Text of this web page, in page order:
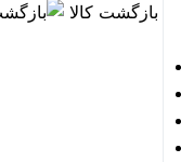
بازگشت کالا